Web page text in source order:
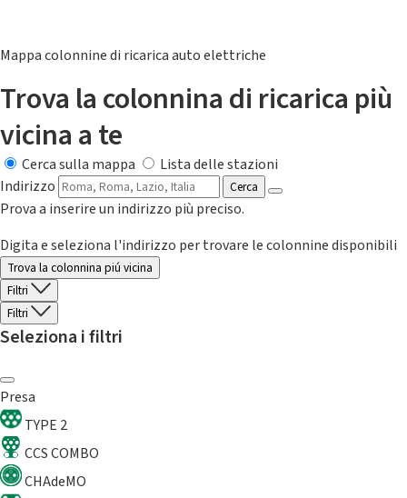
Mappa colonnine di ricarica auto elettriche
Trova la colonnina di ricarica più
vicina a te
Cerca sulla mappa
Lista delle stazioni
Indirizzo
Cerca
Prova a inserire un indirizzo più preciso.
Digita e seleziona l'indirizzo per trovare le colonnine disponibili
Trova la colonnina piú vicina
Filtri
Filtri
Seleziona i filtri
Presa
TYPE 2
CCS COMBO
CHAdeMO